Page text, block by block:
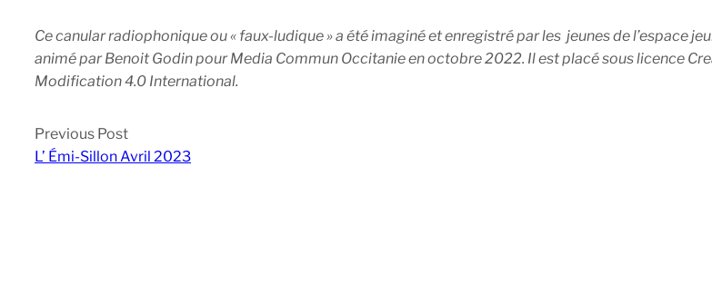
Ce canular radiophonique ou « faux-ludique » a été imaginé et enregistré par les jeunes de l’espace
animé par Benoit Godin pour Media Commun Occitanie en octobre 2022. Il est placé sous licence
Modification 4.0 International.
Previous Post
L’ Émi-Sillon Avril 2023